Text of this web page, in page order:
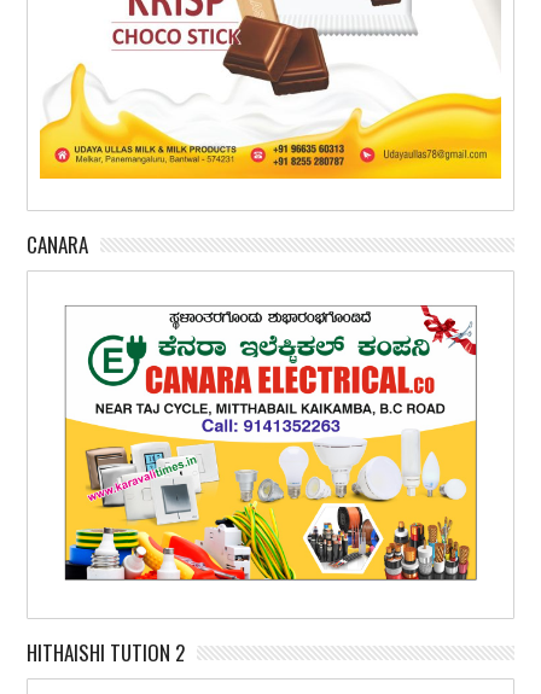
CANARA
HITHAISHI TUTION 2